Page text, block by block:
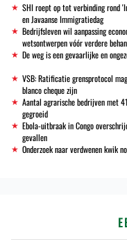
SHI roept op tot verbinding rond
en Javaanse Immigratiedag
Bedrijfsleven wil aanpassing
wetsontwerpen vóór verdere
De weg is een gevaarlijke en
VSB: Ratificatie grensprotocol
blanco cheque zijn
Aantal agrarische bedrijven met
gegroeid
Ebola-uitbraak in Congo
gevallen
Onderzoek naar verdwenen kwik